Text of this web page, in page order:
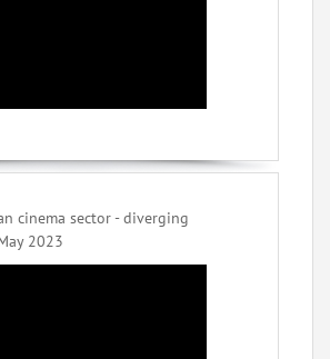
cinema sector - diverging
2023